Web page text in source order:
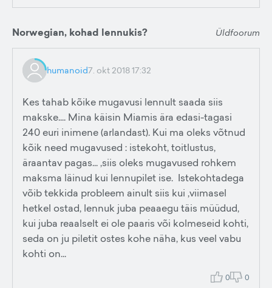
Norwegian, kohad lennukis? Üldfoorum
humanoid7. okt 2018 17:32
Kes tahab kõike mugavusi lennult saada siis
makske.... Mina käisin Miamis ära edasi-tagasi
240 euri inimene (arlandast). Kui ma oleks võtnud
kõik need mugavused : istekoht, toitlustus,
äraantav pagas... ,siis oleks mugavused rohkem
maksma läinud kui lennupilet ise. Istekohtadega
võib tekkida probleem ainult siis kui ,viimasel
hetkel ostad, lennuk juba peaaegu täis müüdud,
kui juba reaalselt ei ole paaris või kolmeseid kohti,
seda on ju piletit ostes kohe näha, kus veel vabu
kohti on...
0 0